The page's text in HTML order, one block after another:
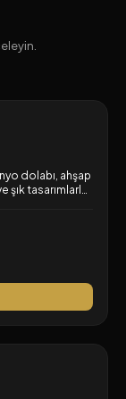
dolabı, ahşap
şık tasarımlarla